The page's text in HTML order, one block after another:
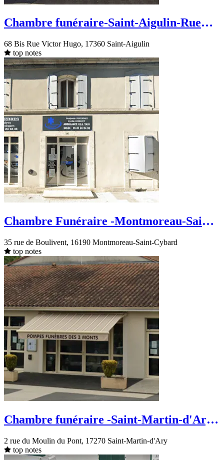
Chambre funéraire-Saint-Aigulin-Rue
68 Bis Rue Victor Hugo, 17360 Saint-Aigulin
top notes
Chambre Funéraire -Montmoreau-Saint-
35 rue de Boulivent, 16190 Montmoreau-Saint-Cybard
top notes
Chambre funéraire -Saint-Martin-d'Ary-
2 rue du Moulin du Pont, 17270 Saint-Martin-d'Ary
top notes